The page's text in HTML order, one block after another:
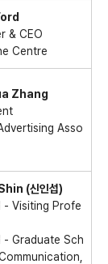
& CEO
Centre
Zhang
Asso
(신인섭)
- Visiting Profe
- Graduate Sch